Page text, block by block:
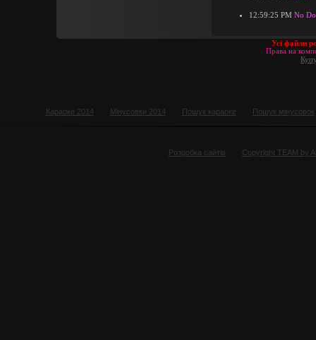
12:59:25 PM No
Усі файли
Права на
Караоке 2014 Мінусовки 2014 Пошук караоке Пошук мінусовок
Розробка сайтів Copyright TEAM by